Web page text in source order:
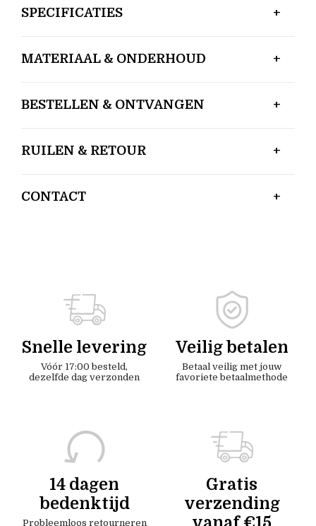
SPECIFICATIES
MATERIAAL & ONDERHOUD
BESTELLEN & ONTVANGEN
RUILEN & RETOUR
CONTACT
Snelle levering
Vóór 17:00 besteld,
dezelfde dag verzonden
Veilig betalen
Betaal veilig met jouw
favoriete betaalmethode
14 dagen
bedenktijd
Probleemloos retourneren
Gratis
verzending